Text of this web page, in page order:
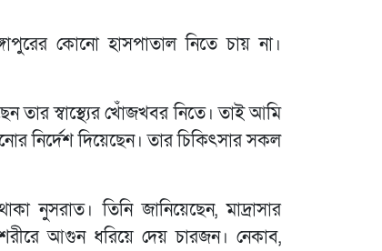
কোনো হাসপাতাল নিতে চায় না।
তার স্বাস্থ্যের খোঁজখবর নিতে। তাই আমি
নির্দেশ দিয়েছেন। তার চিকিৎসার সকল
নুসরাত। তিনি জানিয়েছেন, মাদ্রাসার
শরীরে আগুন ধরিয়ে দেয় চারজন। নেকাব,